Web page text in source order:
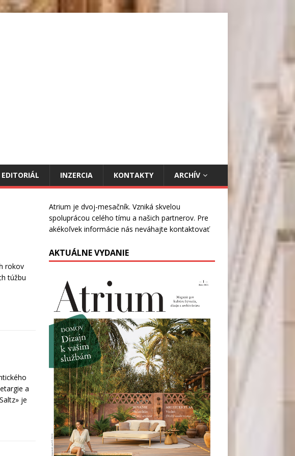
EDITORIÁL INZERCIA KONTAKTY ARCHÍV
rokov
túžbu
a
je
Atrium je dvoj-mesačník. Vzniká skvelou
spoluprácou celého tímu a našich partnerov. Pre
akékoľvek informácie nás neváhajte kontaktovať
AKTUÁLNE VYDANIE